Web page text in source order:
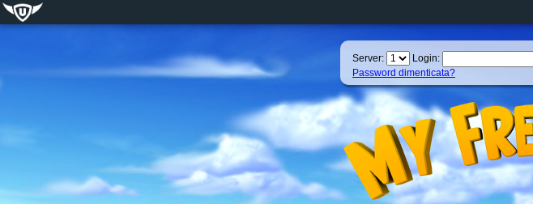
Server: Login:
Password dimenticata?